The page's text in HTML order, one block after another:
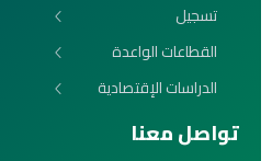
تسجيل
القطاعات الواعدة
الدراسات الإقتصادية
تواصل معنا